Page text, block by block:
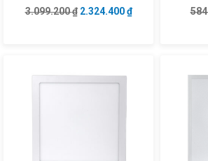
3.099.200₫ Giá gốc là: 3.099.200 ₫.
2.324.400₫Giá hiện tại là: